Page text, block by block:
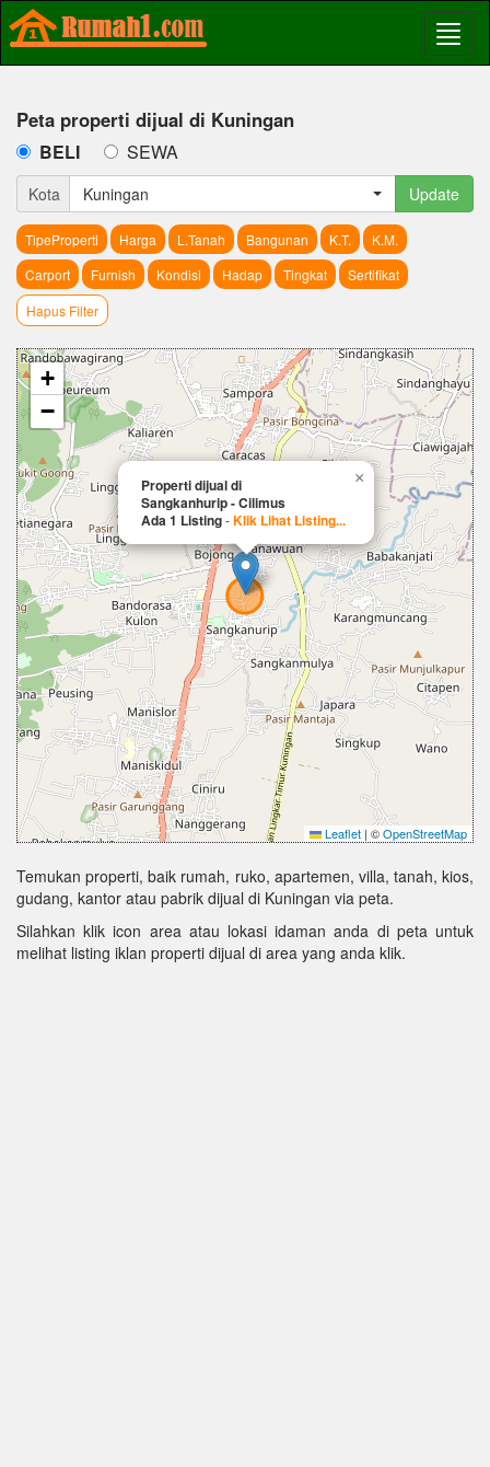
Peta properti dijual di Kuningan
BELI SEWA
Kota Kuningan Update
TipeProperti Harga L.Tanah Bangunan K.T.
K.M.
Carport
Furnish Kondisi Hadap Tingkat
Sertifikat
Hapus Filter
Properti dijual di
Sangkanhurip - Cilimus
Ada 1 Listing-Klik Lihat Listing...
×
+
−
Leaflet | ©OpenStreetMap
Temukan properti, baik rumah, ruko, apartemen, villa, tanah, kios,
gudang, kantor atau pabrik dijual di Kuningan via peta.
Silahkan klik icon area atau lokasi idaman anda di peta untuk
melihat listing iklan properti dijual di area yang anda klik.